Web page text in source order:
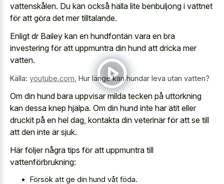
vattenskålen. Du kan också hälla lite benbuljong i vattnet
för att göra det mer tilltalande.
Enligt dr Bailey kan en hundfontän vara en bra
investering för att uppmuntra din hund att dricka mer
vatten.
Källa: youtube.com Hur länge kan hundar leva utan vatten?
Om din hund bara uppvisar milda tecken på uttorkning
kan dessa knep hjälpa. Om din hund inte har ätit eller
druckit på en hel dag, kontakta din veterinär för att se till
att den inte är sjuk.
Här följer några tips för att uppmuntra till
vattenförbrukning:
Försök att ge din hund våt föda.